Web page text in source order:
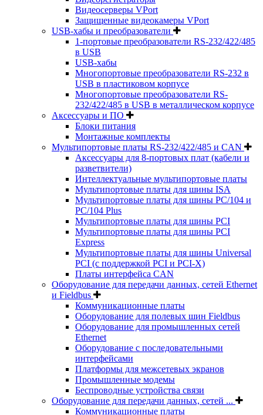
Видеосерверы VPort
Защищенные видеокамеры VPort
USB-хабы и преобразователи
1-портовые преобразователи RS-232/422/485
в USB
USB-хабы
Многопортовые преобразователи RS-232 в
USB в пластиковом корпусе
Многопортовые преобразователи RS-
232/422/485 в USB в металлическом корпусе
Аксессуары и ПО
Блоки питания
Монтажные комплекты
Мультипортовые платы RS-232/422/485 и CAN
Аксессуары для 8-портовых плат (кабели и
разветвители)
Интеллектуальные мультипортовые платы
Мультипортовые платы для шины ISA
Мультипортовые платы для шины PC/104 и
PC/104 Plus
Мультипортовые платы для шины PCI
Мультипортовые платы для шины PCI
Express
Мультипортовые платы для шины Universal
PCI (с поддержкой PCI и PCI-X)
Платы интерфейса CAN
Оборудование для передачи данных, сетей Ethernet
и Fieldbus
Коммуникационные платы
Оборудование для полевых шин Fieldbus
Оборудование для промышленных сетей
Ethernet
Оборудование с последовательными
интерфейсами
Платформы для межсетевых экранов
Промышленные модемы
Беспроводные устройства связи
Оборудование для передачи данных, сетей ...
Коммуникационные платы